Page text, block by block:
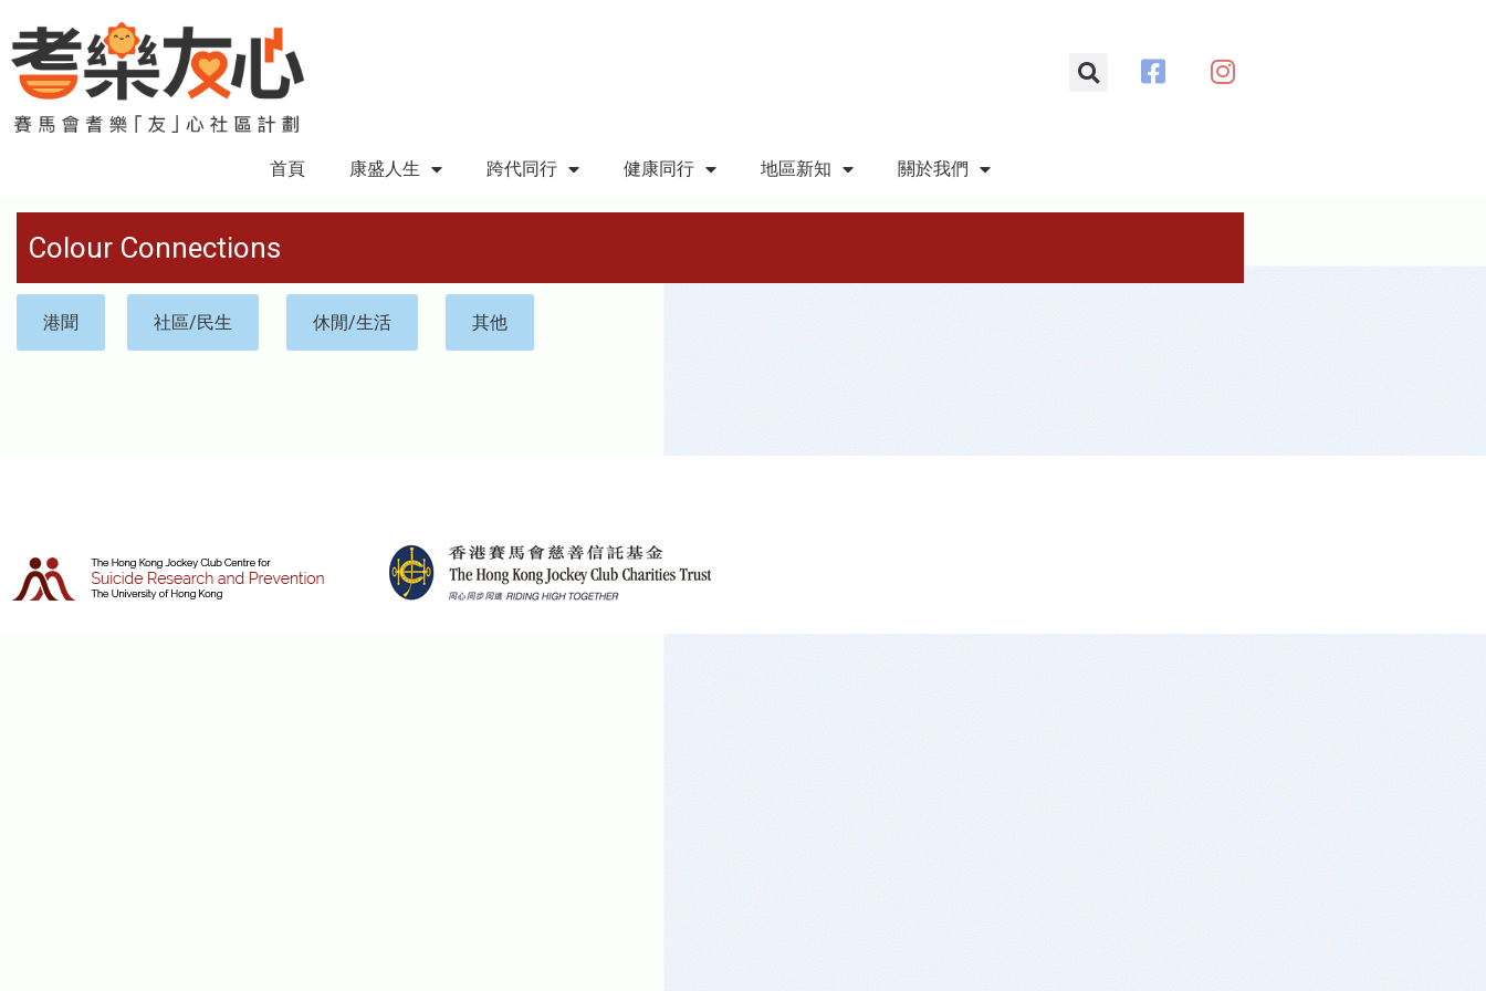
首頁 康盛人生 跨代同行 健康同行 地區新知 關於我們
Colour Connections
港聞 社區/民生 休閒/生活 其他